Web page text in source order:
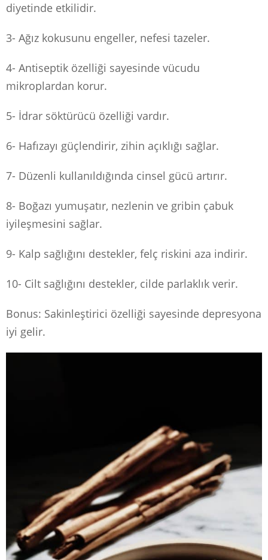
diyetinde etkilidir.
3- Ağız kokusunu engeller, nefesi tazeler.
4- Antiseptik özelliği sayesinde vücudu
mikroplardan korur.
5- İdrar söktürücü özelliği vardır.
6- Hafızayı güçlendirir, zihin açıklığı sağlar.
7- Düzenli kullanıldığında cinsel gücü artırır.
8- Boğazı yumuşatır, nezlenin ve gribin çabuk
iyileşmesini sağlar.
9- Kalp sağlığını destekler, felç riskini aza indirir.
10- Cilt sağlığını destekler, cilde parlaklık verir.
Bonus: Sakinleştirici özelliği sayesinde depresyona
iyi gelir.